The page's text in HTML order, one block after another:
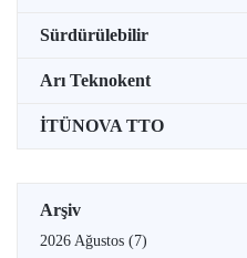
Sürdürülebilir
Arı Teknokent
İTÜNOVA TTO
Arşiv
2026 Ağustos (7)